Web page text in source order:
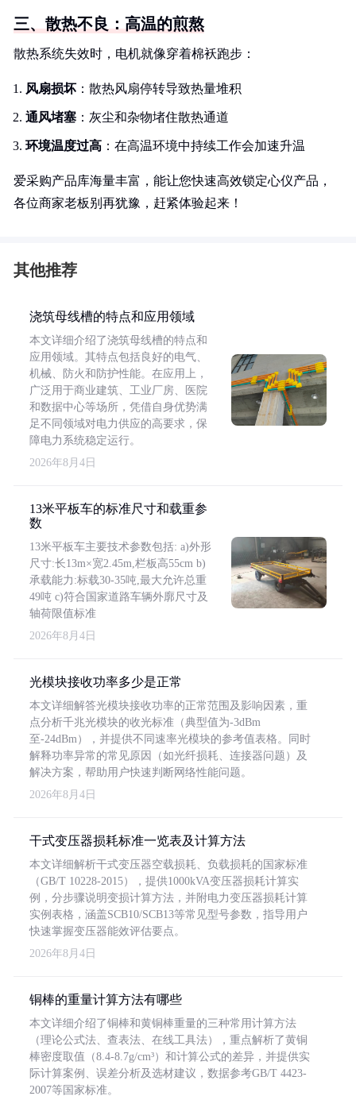
三、散热不良：高温的煎熬
散热系统失效时，电机就像穿着棉袄跑步：
风扇损坏 ：散热风扇停转导致热量堆积
通风堵塞 ：灰尘和杂物堵住散热通道
环境温度过高 ：在高温环境中持续工作会加速升温
爱采购产品库海量丰富，能让您快速高效锁定心仪产品，
各位商家老板别再犹豫，赶紧体验起来！
其他推荐
浇筑母线槽的特点和应用领域
本文详细介绍了浇筑母线槽的特点和
应用领域。其特点包括良好的电气、
机械、防火和防护性能。在应用上，
广泛用于商业建筑、工业厂房、医院
和数据中心等场所，凭借自身优势满
足不同领域对电力供应的高要求，保
障电力系统稳定运行。
2026年8月4日
13米平板车的标准尺寸和载重参
数
13米平板车主要技术参数包括: a)外形
尺寸:长13m×宽2.45m,栏板高55cm b)
承载能力:标载30-35吨,最大允许总重
49吨 c)符合国家道路车辆外廓尺寸及
轴荷限值标准
2026年8月4日
光模块接收功率多少是正常
本文详细解答光模块接收功率的正常范围及影响因素，重
点分析千兆光模块的收光标准（典型值为-3dBm
至-24dBm），并提供不同速率光模块的参考值表格。同时
解释功率异常的常见原因（如光纤损耗、连接器问题）及
解决方案，帮助用户快速判断网络性能问题。
2026年8月4日
干式变压器损耗标准一览表及计算方法
本文详细解析干式变压器空载损耗、负载损耗的国家标准
（GB/T 10228-2015），提供1000kVA变压器损耗计算实
例，分步骤说明变损计算方法，并附电力变压器损耗计算
实例表格，涵盖SCB10/SCB13等常见型号参数，指导用户
快速掌握变压器能效评估要点。
2026年8月4日
铜棒的重量计算方法有哪些
本文详细介绍了铜棒和黄铜棒重量的三种常用计算方法
（理论公式法、查表法、在线工具法），重点解析了黄铜
棒密度取值（8.4-8.7g/cm³）和计算公式的差异，并提供实
际计算案例、误差分析及选材建议，数据参考GB/T 4423-
2007等国家标准。